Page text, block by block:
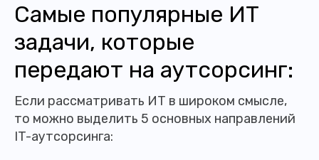
Самые популярные ИТ
задачи, которые
передают на аутсорсинг:
Если рассматривать ИТ в широком смысле,
то можно выделить 5 основных направлений
IT-аутсорсинга: